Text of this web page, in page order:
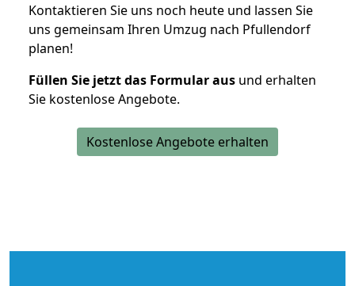
Kontaktieren Sie uns noch heute und lassen Sie
uns gemeinsam Ihren Umzug nach Pfullendorf
planen!
Füllen Sie jetzt das Formular aus und erhalten
Sie kostenlose Angebote.
Kostenlose Angebote erhalten